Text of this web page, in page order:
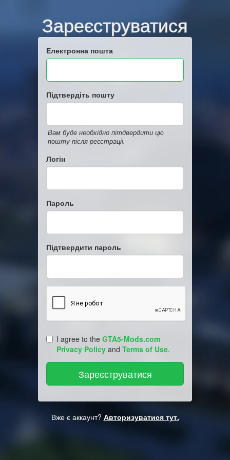
Зареєструватися
Електронна пошта
Підтвердіть пошту
Вам буде необхідно пітдвердити цю
пошту після реєстраціі.
Логін
Пароль
Підтвердити пароль
I agree to the GTA5-Mods.com
Privacy Policy and Terms of Use.
Вже є аккаунт? Авторизуватися тут.